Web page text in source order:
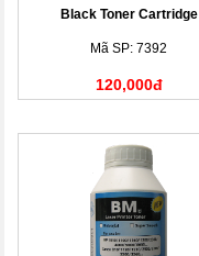
Black Toner Cartridge
Mã SP: 7392
120,000đ